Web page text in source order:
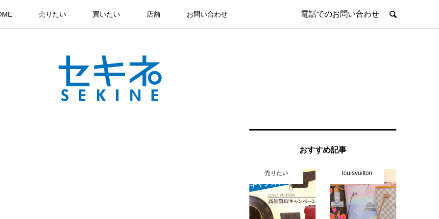
売りたい 買いたい 店舗 お問い合わせ 電話でのお問い合わせ
おすすめ記事
売りたい louisvuitton